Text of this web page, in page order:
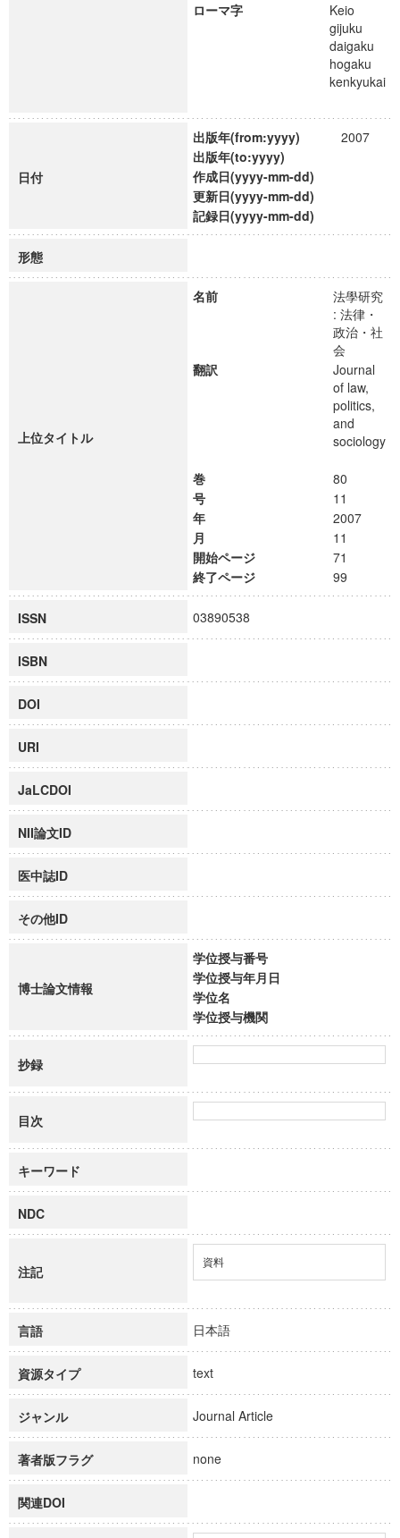
ローマ字
Keio
gijuku
daigaku
hogaku
kenkyukai
日付
出版年(from:yyyy)
2007
出版年(to:yyyy)
作成日(yyyy-mm-dd)
更新日(yyyy-mm-dd)
記録日(yyyy-mm-dd)
形態
上位タイトル
名前
法學研究
: 法律・
政治・社
会
翻訳
Journal
of law,
politics,
and
sociology
巻
80
号
11
年
2007
月
11
開始ページ
71
終了ページ
99
ISSN 03890538
ISBN
DOI
URI
JaLCDOI
NII論文ID
医中誌ID
その他ID
博士論文情報
学位授与番号
学位授与年月日
学位名
学位授与機関
抄録
目次
キーワード
NDC
注記
資料
言語 日本語
資源タイプ text
ジャンル Journal Article
著者版フラグ none
関連DOI